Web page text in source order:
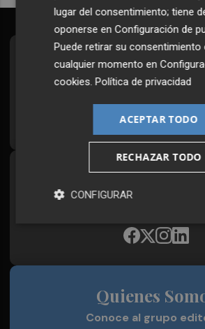
Suscríbete al
Todos los días a primera
¡Quiero suscribirme!
Síguenos en
Plaza Podcast, desde
Quienes
Conoce al grupo
lugar del consentimiento; tiene
oponerse enConfiguración de
Puede retirar su consentimiento
cualquier momento en
cookies.Política de privacidad
ACEPTAR TODO
RECHAZAR TODO
CONFIGURAR